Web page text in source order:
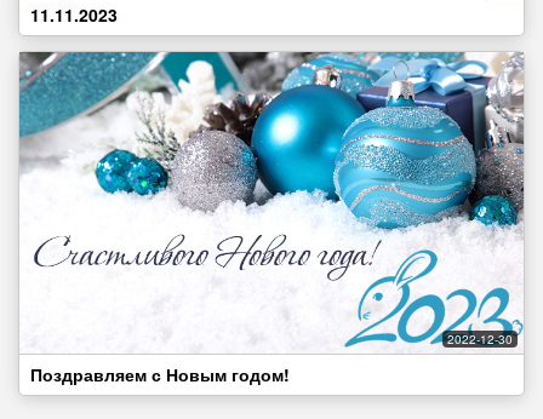
11.11.2023
2022-12-30
Поздравляем с Новым годом!